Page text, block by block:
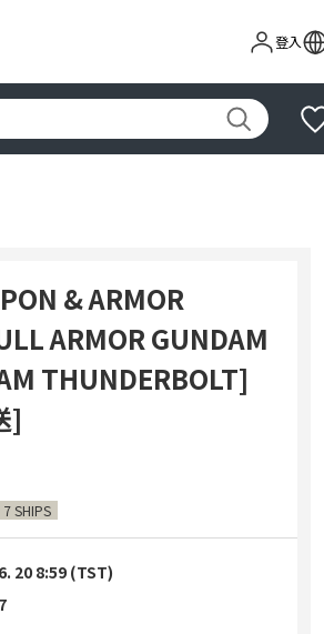
登入
& ARMOR
ARMOR GUNDAM
THUNDERBOLT]
]
SHIPS
20 8:59 (TST)